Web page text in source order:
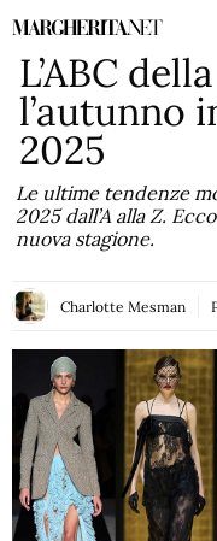
Vai
contenuto
L’ABC
l’autunno
2025
Le ultime tendenze
2025 dall’A alla Z.
nuova stagione.
Charlotte Mesman